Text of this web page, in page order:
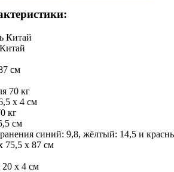
Китай
Китай
см
70 кг
х 4 см
кг
см
синий: 9,8, жёлтый: 14,5 и
75,5 х 87 см
20 х 4 см